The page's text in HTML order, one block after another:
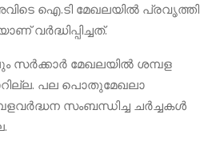
അവിടെ ഐ.ടി മേഖലയിൽ പ്രവൃത്തി
വർദ്ധിപ്പിച്ചത്.
സർക്കാർ മേഖലയിൽ ശമ്പള
പല പൊതുമേഖലാ
സംബന്ധിച്ച ചർച്ചകൾ